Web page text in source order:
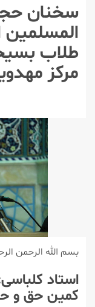
سخنان
المسلمین
طلاب
مرکز
بسم الله الرحمن
استاد
کمین حق و